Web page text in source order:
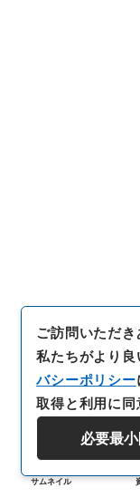
サムネイル
ご訪問いただき
私たちがより良
バシーポリシー
取得と利用に同
必要最